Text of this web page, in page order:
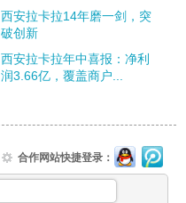
西安拉卡拉14年磨一剑，突
破创新
西安拉卡拉年中喜报：净利
润3.66亿，覆盖商户...
合作网站快捷登录：